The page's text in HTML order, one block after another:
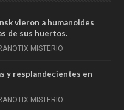
vieron a humanoides
de sus huertos.
MISTERIO
y resplandecientes en
MISTERIO